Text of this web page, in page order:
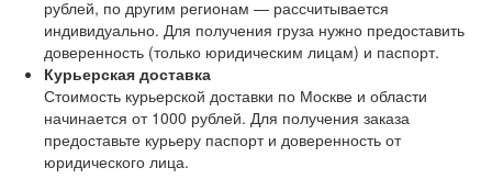
рублей, по другим регионам — рассчитывается
индивидуально. Для получения груза нужно предоставить
доверенность (только юридическим лицам) и паспорт.
Курьерская доставка
Стоимость курьерской доставки по Москве и области
начинается от 1000 рублей. Для получения заказа
предоставьте курьеру паспорт и доверенность от
юридического лица.